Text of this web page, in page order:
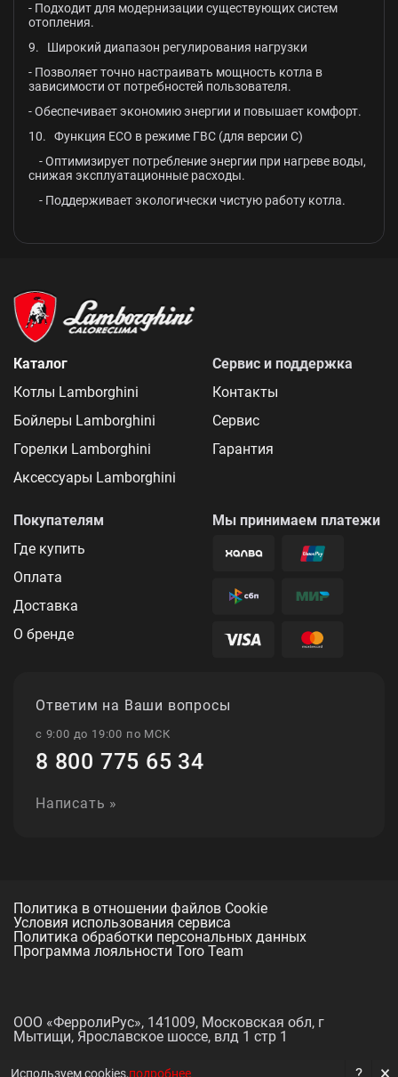
- Подходит для модернизации существующих систем
отопления.
9. Широкий диапазон регулирования нагрузки
- Позволяет точно настраивать мощность котла в
зависимости от потребностей пользователя.
- Обеспечивает экономию энергии и повышает комфорт.
10. Функция ECO в режиме ГВС (для версии C)
- Оптимизирует потребление энергии при нагреве воды,
снижая эксплуатационные расходы.
- Поддерживает экологически чистую работу котла.
Каталог
Котлы Lamborghini
Бойлеры Lamborghini
Горелки Lamborghini
Аксессуары Lamborghini
Сервис и поддержка
Контакты
Сервис
Гарантия
Покупателям
Где купить
Оплата
Доставка
О бренде
Мы принимаем платежи
Ответим на Ваши вопросы
с 9:00 до 19:00 по МСК
8 800 775 65 34
Написать »
Политика в отношении файлов Cookie
Условия использования сервиса
Политика обработки персональных данных
Программа лояльности Toro Team
ООО «ФерролиРус», 141009, Московская обл, г
Мытищи, Ярославское шоссе, влд 1 стр 1
Используем cookies,подробнее ?